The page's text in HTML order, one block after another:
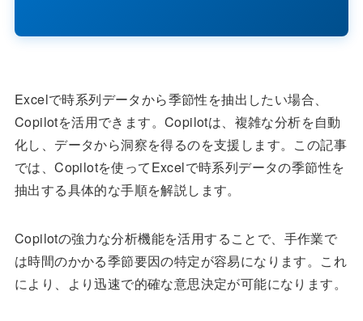
Excelで時系列データから季節性を抽出したい場合、
Copilotを活用できます。Copilotは、複雑な分析を自動
化し、データから洞察を得るのを支援します。この記事
では、Copilotを使ってExcelで時系列データの季節性を
抽出する具体的な手順を解説します。
Copilotの強力な分析機能を活用することで、手作業で
は時間のかかる季節要因の特定が容易になります。これ
により、より迅速で的確な意思決定が可能になります。